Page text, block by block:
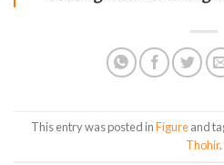
This entry was posted inFigureand
Thohir.